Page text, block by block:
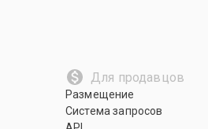
Для продавцов
Размещение
Система запросов